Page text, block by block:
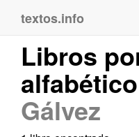
textos.info
Libros
Gálvez